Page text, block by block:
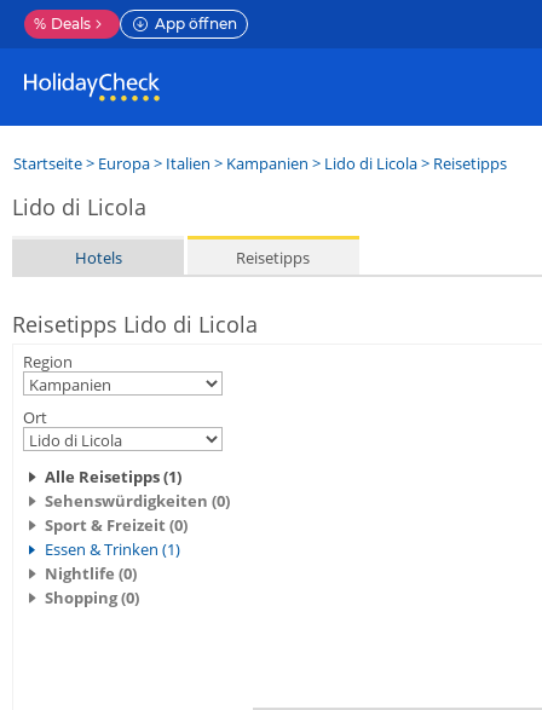
% Deals App öffnen
Startseite> Europa> Italien > Kampanien > Lido di Licola> Reisetipps
Lido di Licola
Hotels Reisetipps
Reisetipps Lido di Licola
Region
Ort
Alle Reisetipps (1)
Sehenswürdigkeiten (0)
Sport & Freizeit (0)
Essen & Trinken (1)
Nightlife (0)
Shopping (0)